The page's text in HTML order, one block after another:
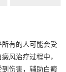
有的人可能会受
风治疗过程中，
伤害，辅助白癜